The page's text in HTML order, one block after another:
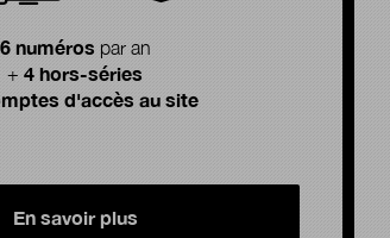
6 numéros par an
+ 4 hors-séries
d'accès au site
En savoir plus